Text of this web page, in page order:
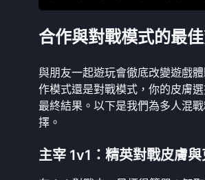
合作與對戰模式的最
與朋友一起遊玩會徹底改變遊戲
作模式還是對戰模式，你的皮膚
最終結果。以下是我們為多人混
擇。
主宰 1v1：精英對戰皮膚